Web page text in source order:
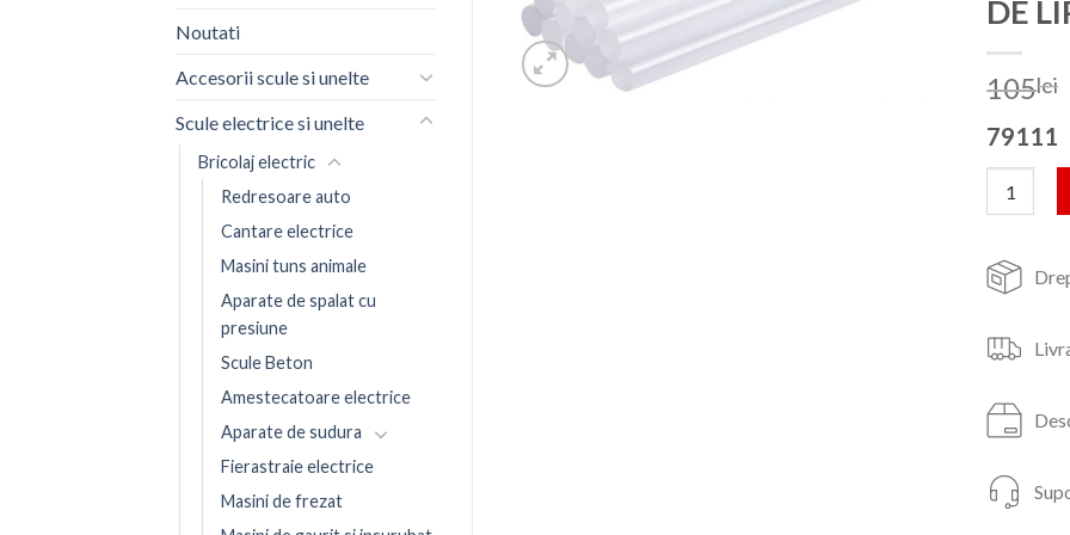
Noutati
Accesorii scule si unelte
Scule electrice si unelte
Bricolaj electric
Redresoare auto
Cantare electrice
Masini tuns animale
Aparate de spalat cu
presiune
Scule Beton
Amestecatoare electrice
Aparate de sudura
Fierastraie electrice
Masini de frezat
DE
105lei
79111
Cantitate